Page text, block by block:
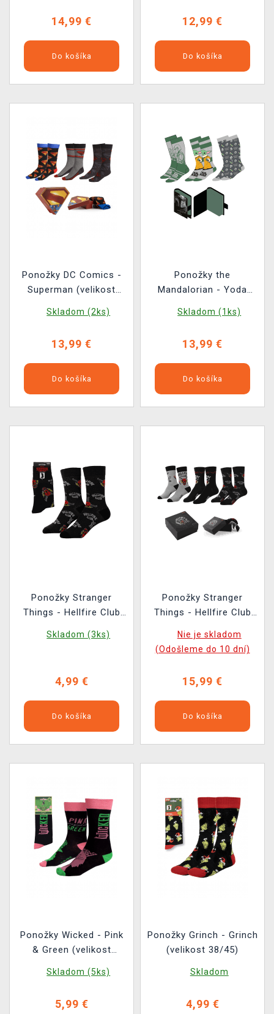
14,99 €
Do košíka
12,99 €
Do košíka
Ponožky DC Comics -
Superman (velikost
Skladom (2ks)
13,99 €
Do košíka
Ponožky the
Mandalorian - Yoda
Skladom (1ks)
13,99 €
Do košíka
Ponožky Stranger
Things - Hellfire Club
Skladom (3ks)
4,99 €
Do košíka
Ponožky Stranger
Things - Hellfire Club
Nie je skladom
(Odošleme do 10 dní)
15,99 €
Do košíka
Ponožky Wicked - Pink
& Green (velikost
Skladom (5ks)
5,99 €
Ponožky Grinch - Grinch
(velikost 38/45)
Skladom
4,99 €